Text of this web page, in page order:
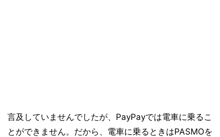
言及していませんでしたが、PayPayでは電車に乗るこ
とができません。だから、電車に乗るときはPASMOを